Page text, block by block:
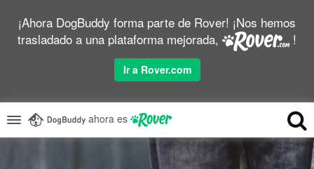
¡Ahora DogBuddy forma parte de Rover! ¡Nos hemos
trasladado a una plataforma mejorada,
!
Ir a Rover.com
ahora es